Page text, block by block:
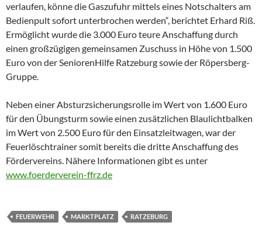
verlaufen, könne die Gaszufuhr mittels eines Notschalters am
Bedienpult sofort unterbrochen werden“, berichtet Erhard Riß.
Ermöglicht wurde die 3.000 Euro teure Anschaffung durch
einen großzügigen gemeinsamen Zuschuss in Höhe von 1.500
Euro von der SeniorenHilfe Ratzeburg sowie der Röpersberg-
Gruppe.
Neben einer Absturzsicherungsrolle im Wert von 1.600 Euro
für den Übungsturm sowie einen zusätzlichen Blaulichtbalken
im Wert von 2.500 Euro für den Einsatzleitwagen, war der
Feuerlöschtrainer somit bereits die dritte Anschaffung des
Fördervereins. Nähere Informationen gibt es unter
www.foerderverein-ffrz.de
FEUERWEHR MARKTPLATZ RATZEBURG